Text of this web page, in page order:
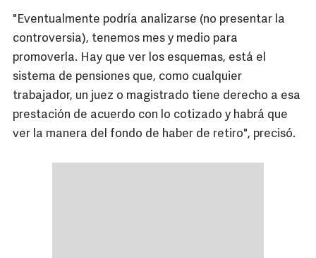
"Eventualmente podría analizarse (no presentar la
controversia), tenemos mes y medio para
promoverla. Hay que ver los esquemas, está el
sistema de pensiones que, como cualquier
trabajador, un juez o magistrado tiene derecho a esa
prestación de acuerdo con lo cotizado y habrá que
ver la manera del fondo de haber de retiro", precisó.